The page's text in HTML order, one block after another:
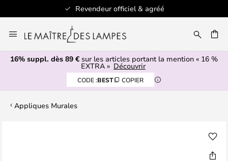
Revendeur officiel & agréé
au
contenu
16% suppl. dès 89 € sur les articles portant la mention « 16 %
EXTRA » Découvrir
CODE :BEST COPIER
Appliques Murales